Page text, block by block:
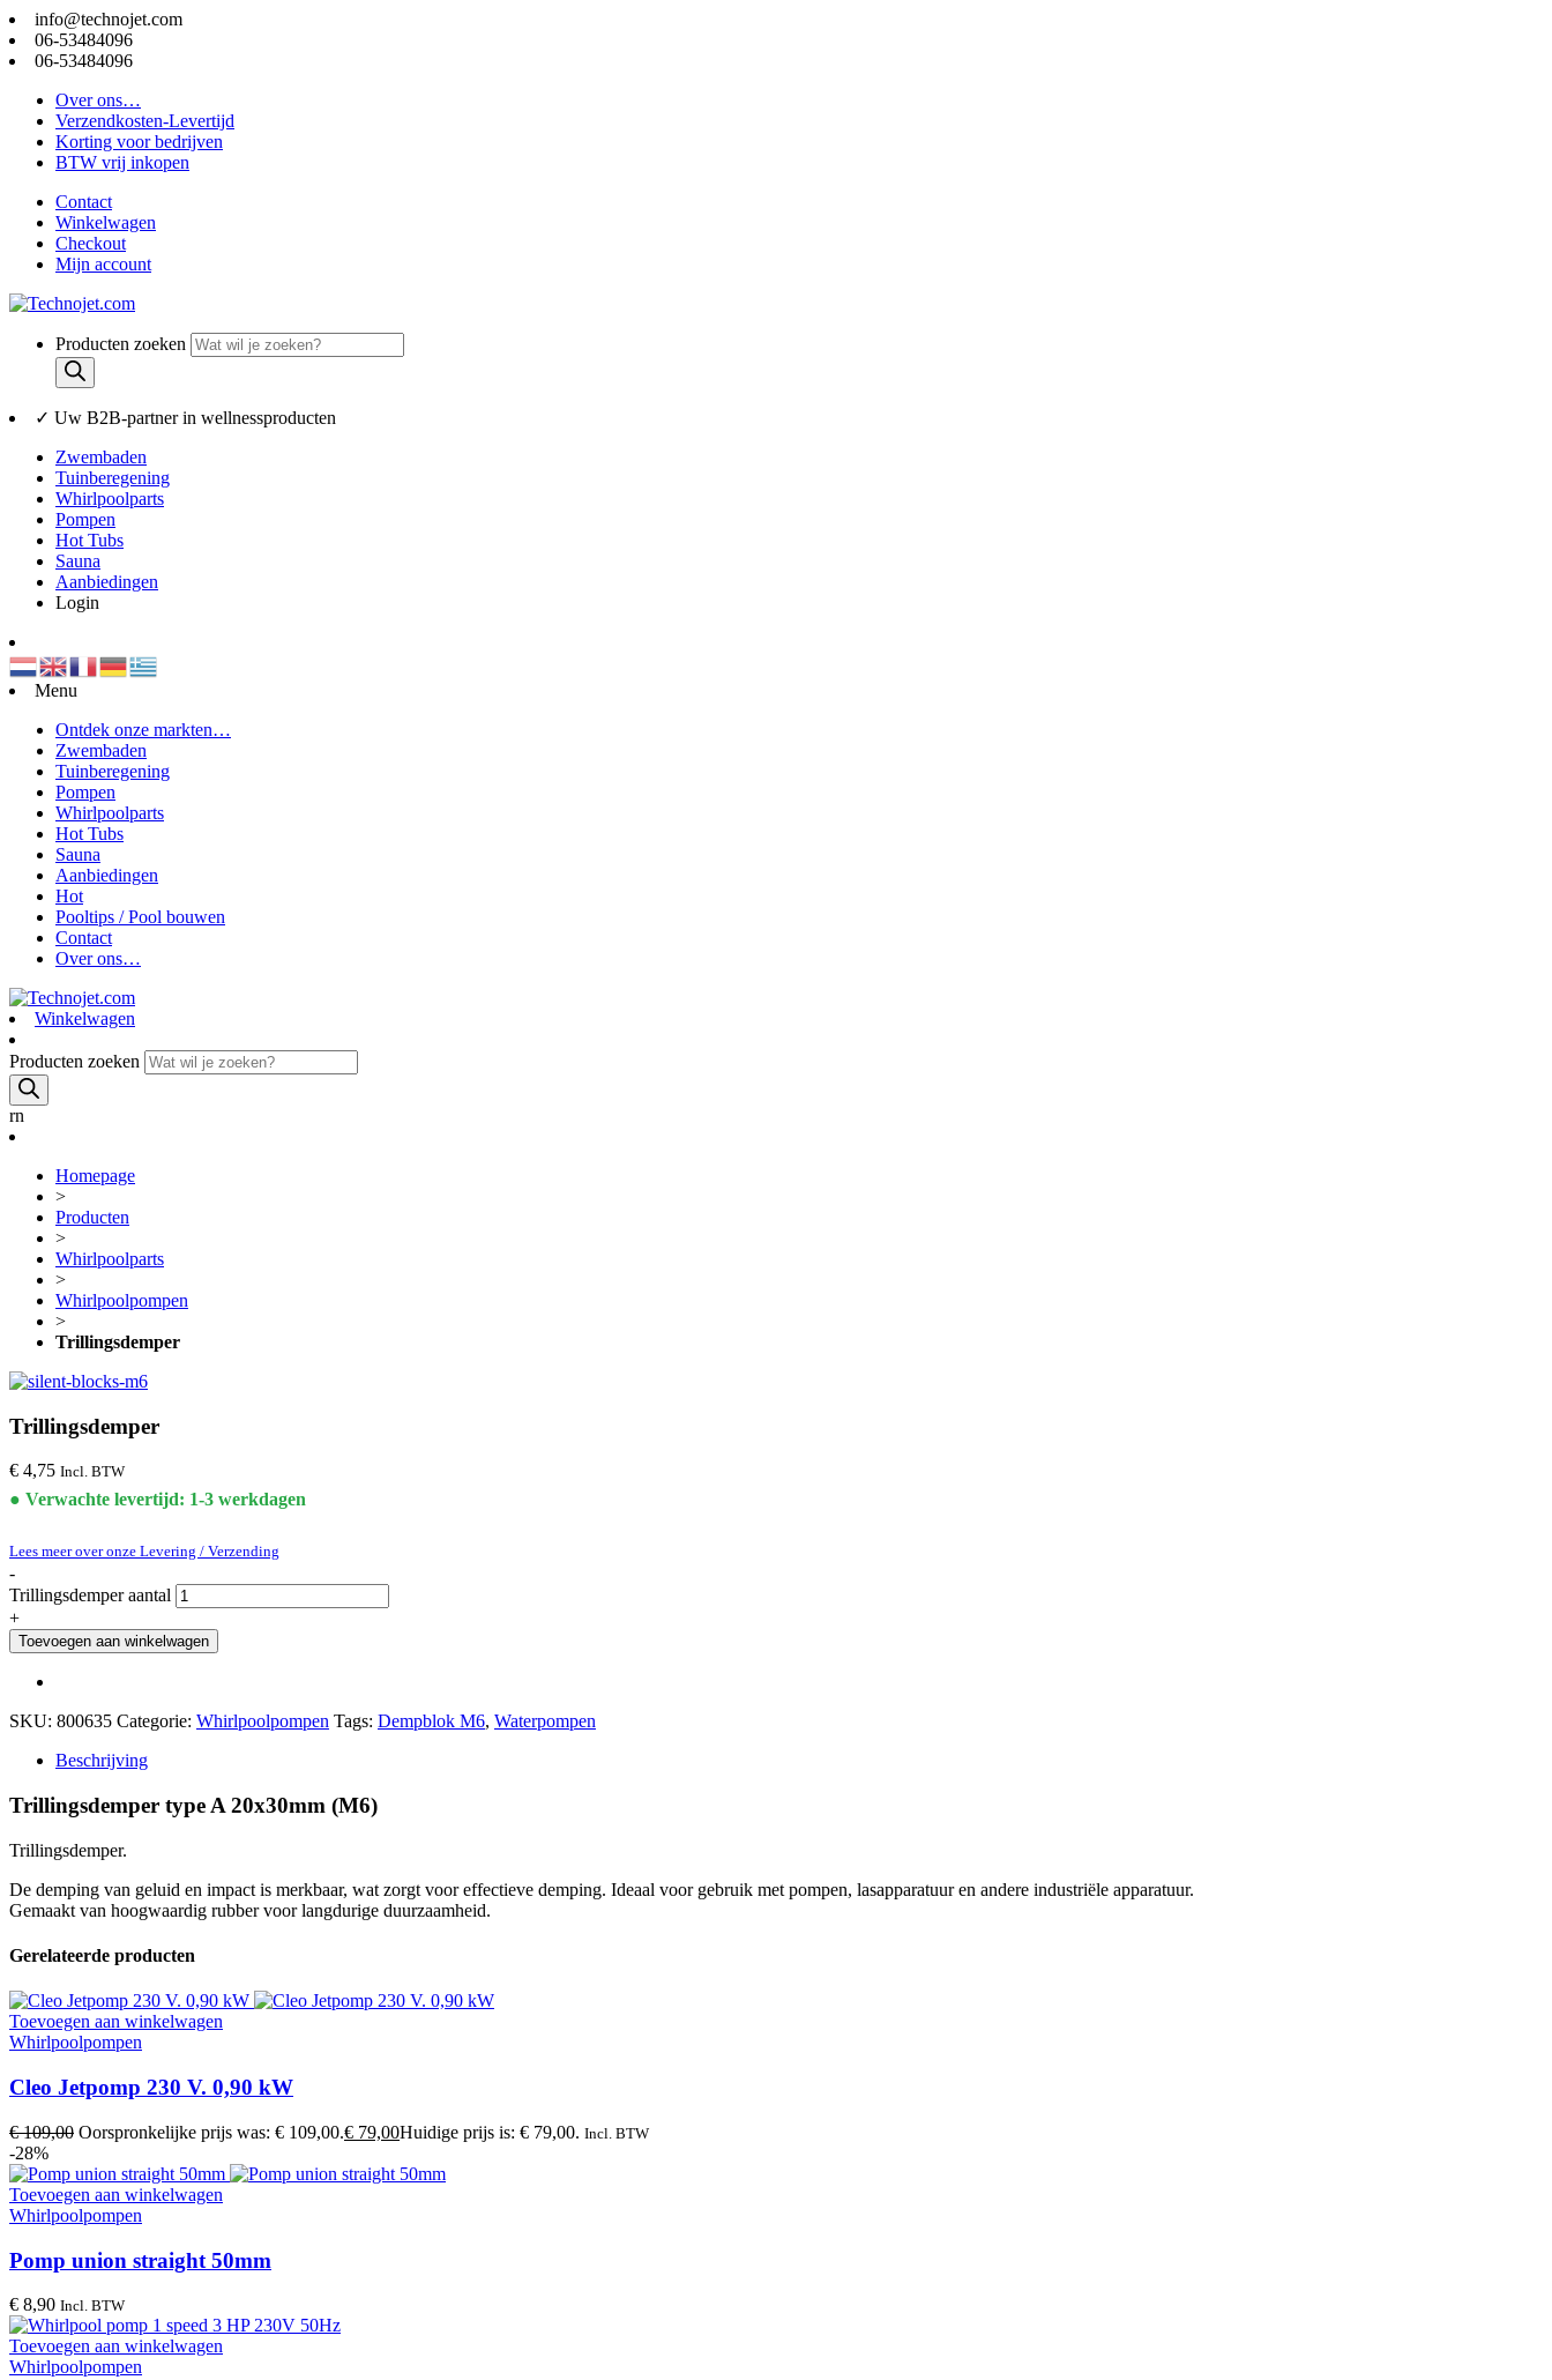
info@technojet.com
06-53484096
06-53484096
Over ons…
Verzendkosten-Levertijd
Korting voor bedrijven
BTW vrij inkopen
Contact
Winkelwagen
Checkout
Mijn account
Producten zoeken
✓ Uw B2B-partner in wellnessproducten
Zwembaden
Tuinberegening
Whirlpoolparts
Pompen
Hot Tubs
Sauna
Aanbiedingen
Login
Menu
Ontdek onze markten…
Zwembaden
Tuinberegening
Pompen
Whirlpoolparts
Hot Tubs
Sauna
Aanbiedingen
Hot
Pooltips / Pool bouwen
Contact
Over ons…
Winkelwagen
Producten zoeken
rn
Homepage
>
Producten
>
Whirlpoolparts
>
Whirlpoolpompen
>
Trillingsdemper
Trillingsdemper
€ 4,75 Incl. BTW
● Verwachte levertijd: 1-3 werkdagen
Lees meer over onze Levering / Verzending
-
Trillingsdemper aantal
+
Toevoegen aan winkelwagen
SKU: 800635 Categorie: Whirlpoolpompen Tags: Dempblok M6, Waterpompen
Beschrijving
Trillingsdemper type A 20x30mm (M6)
Trillingsdemper.
De demping van geluid en impact is merkbaar, wat zorgt voor effectieve demping. Ideaal voor gebruik met pompen, lasapparatuur en andere industriële apparatuur.
Gemaakt van hoogwaardig rubber voor langdurige duurzaamheid.
Gerelateerde producten
Toevoegen aan winkelwagen
Whirlpoolpompen
Cleo Jetpomp 230 V. 0,90 kW
€109,00 Oorspronkelijke prijs was: € 109,00.€ 79,00Huidige prijs is: € 79,00. Incl. BTW
-28%
Toevoegen aan winkelwagen
Whirlpoolpompen
Pomp union straight 50mm
€ 8,90 Incl. BTW
Toevoegen aan winkelwagen
Whirlpoolpompen